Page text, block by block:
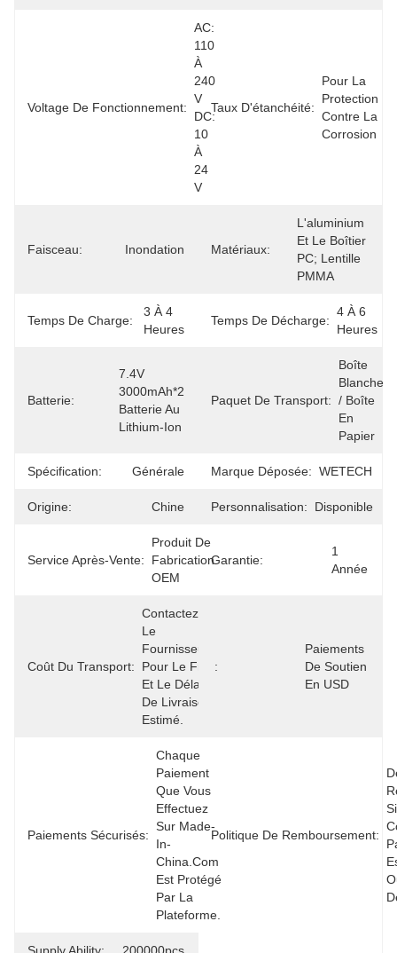
Voltage De Fonctionnement:
AC:
110
À
240
V
DC:
10
À
24
V
Taux D'étanchéité:
Pour La
Protection
Contre La
Corrosion
Faisceau: Inondation Matériaux:
L'aluminium
Et Le Boîtier
PC; Lentille
PMMA
Temps De Charge:
3 À 4
Heures
Temps De Décharge:
4 À 6
Heures
Batterie:
7.4V
3000mAh*2
Batterie Au
Lithium-Ion
Paquet De Transport:
Boîte
Blanche
/ Boîte
En
Papier
Spécification: Générale Marque Déposée: WETECH
Origine: Chine Personnalisation: Disponible
Service Après-Vente:
Produit De
Fabrication
OEM
Garantie:
1
Année
Coût Du Transport:
Contactez
Le
Fournisseur
Pour Le Fret
Et Le Délai
De Livraison
Estimé.
:
Paiements
De Soutien
En USD
Paiements Sécurisés:
Chaque
Paiement
Que Vous
Effectuez
Sur Made-
In-
China.com
Est Protégé
Par La
Plateforme.
Politique De Remboursement: